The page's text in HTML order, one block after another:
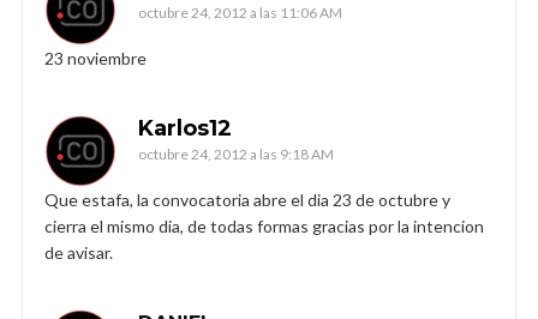
octubre 24, 2012 a las 11:06 AM
23 noviembre
Karlos12
octubre 24, 2012 a las 9:18 AM
Que estafa, la convocatoria abre el dia 23 de octubre y
cierra el mismo dia, de todas formas gracias por la intencion
de avisar.